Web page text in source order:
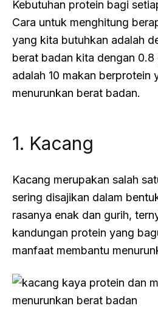
Kebutuhan protein bagi
Cara untuk menghitung
yang kita butuhkan adalah
berat badan kita dengan 0.8
adalah 10 makan berprotein
menurunkan berat badan.
1. Kacang
Kacang merupakan salah
sering disajikan dalam
rasanya enak dan gurih,
kandungan protein yang
manfaat membantu